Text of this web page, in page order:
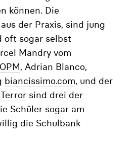
können. Die
der Praxis, sind jung
oft sogar selbst
Mandry vom
OPM, Adrian Blanco,
biancissimo.com, und der
sind drei der
Schüler sogar am
die Schulbank